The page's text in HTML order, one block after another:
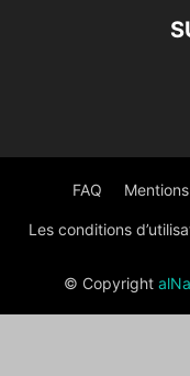
FAQ
Les conditions
© Copyright